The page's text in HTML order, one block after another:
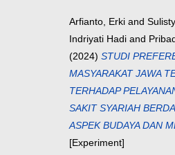
Arfianto, Erki and
Indriyati Hadi and
(2024) STUDI
MASYARAKAT JAWA
TERHADAP
SAKIT SYARIAH
ASPEK BUDAYA DAN
[Experiment]